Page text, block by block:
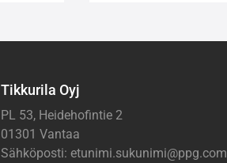
Tikkurila Oyj
PL 53, Heidehofintie 2
01301 Vantaa
Sähköposti: etunimi.sukunimi@ppg.com